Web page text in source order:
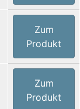
Zum
Produkt
Zum
Produkt